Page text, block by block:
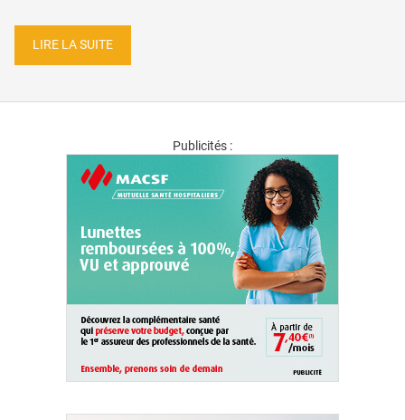
LIRE LA SUITE
Publicités :